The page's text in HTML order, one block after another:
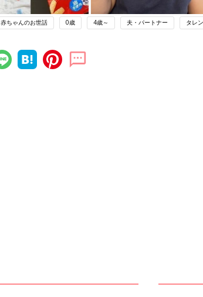
赤ちゃんのお世話 0歳 4歳～ 夫・パートナー タレ